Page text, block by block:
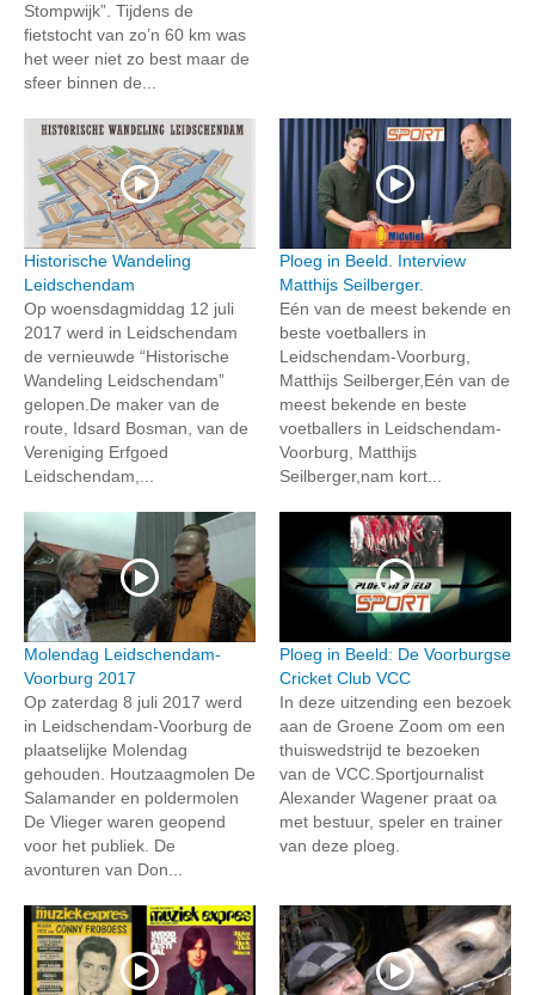
Stompwijk”. Tijdens de
fietstocht van zo’n 60 km was
het weer niet zo best maar de
sfeer binnen de...
Historische Wandeling
Leidschendam
Op woensdagmiddag 12 juli
2017 werd in Leidschendam
de vernieuwde “Historische
Wandeling Leidschendam”
gelopen.De maker van de
route, Idsard Bosman, van de
Vereniging Erfgoed
Leidschendam,...
Ploeg in Beeld. Interview
Matthijs Seilberger.
Eén van de meest bekende en
beste voetballers in
Leidschendam-Voorburg,
Matthijs Seilberger,Eén van de
meest bekende en beste
voetballers in Leidschendam-
Voorburg, Matthijs
Seilberger,nam kort...
Molendag Leidschendam-
Voorburg 2017
Op zaterdag 8 juli 2017 werd
in Leidschendam-Voorburg de
plaatselijke Molendag
gehouden. Houtzaagmolen De
Salamander en poldermolen
De Vlieger waren geopend
voor het publiek. De
avonturen van Don...
Ploeg in Beeld: De Voorburgse
Cricket Club VCC
In deze uitzending een bezoek
aan de Groene Zoom om een
thuiswedstrijd te bezoeken
van de VCC.Sportjournalist
Alexander Wagener praat oa
met bestuur, speler en trainer
van deze ploeg.